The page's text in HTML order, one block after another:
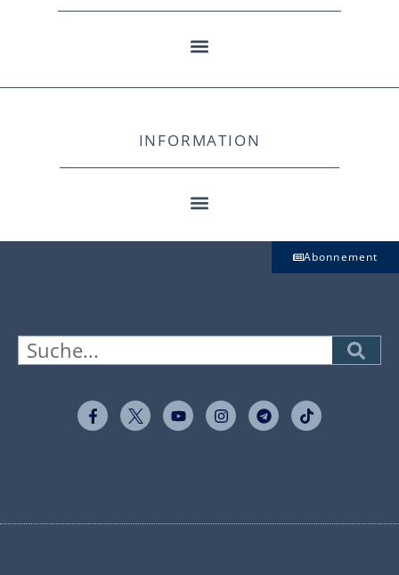
INFORMATION
Abonnement